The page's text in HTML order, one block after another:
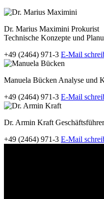
Dr. Marius Maximini Prokurist
Technische Konzepte und
+49 (2464) 971-3 E-Mail
Manuela Bücken Analyse und
+49 (2464) 971-3 E-Mail
Dr. Armin Kraft Geschäftsführer
+49 (2464) 971-3 E-Mail